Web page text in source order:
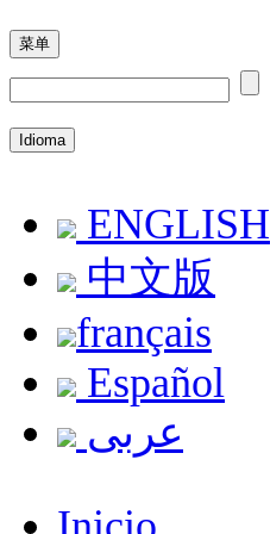
菜单
Idioma
ENGLISH
中文版
français
Español
عربى